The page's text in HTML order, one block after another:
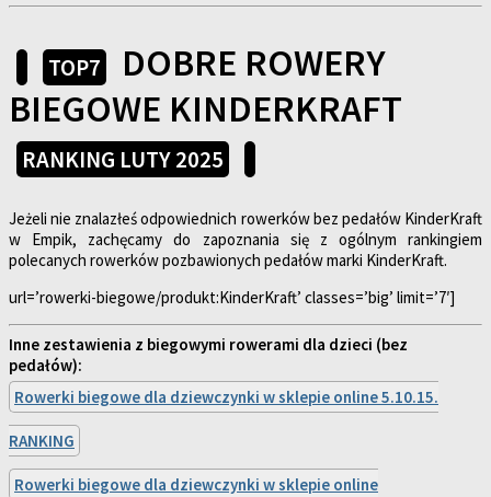
TOP7
DOBRE ROWERY
BIEGOWE KINDERKRAFT
RANKING LUTY 2025
Jeżeli nie znalazłeś odpowiednich rowerków bez pedałów KinderKraft
w Empik, zachęcamy do zapoznania się z ogólnym rankingiem
polecanych rowerków pozbawionych pedałów marki KinderKraft.
url=’rowerki-biegowe/produkt:KinderKraft’ classes=’big’ limit=’7′]
Inne zestawienia z biegowymi rowerami dla dzieci (bez
pedałów):
Rowerki biegowe dla dziewczynki w sklepie online 5.10.15.
RANKING
Rowerki biegowe dla dziewczynki w sklepie online